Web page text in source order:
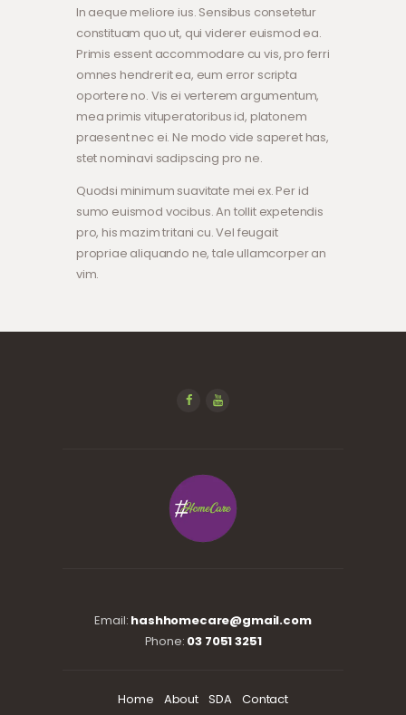
In aeque meliore ius. Sensibus consetetur
constituam quo ut, qui viderer euismod ea.
Primis essent accommodare cu vis, pro ferri
omnes hendrerit ea, eum error scripta
oportere no. Vis ei verterem argumentum,
mea primis vituperatoribus id, platonem
praesent nec ei. Ne modo vide saperet has,
stet nominavi sadipscing pro ne.
Quodsi minimum suavitate mei ex. Per id
sumo euismod vocibus. An tollit expetendis
pro, his mazim tritani cu. Vel feugait
propriae aliquando ne, tale ullamcorper an
vim.
Email: hashhomecare@gmail.com
Phone: 03 7051 3251
Home About SDA Contact